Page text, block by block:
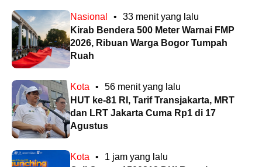
Nasional •
33 menit yang lalu
Kirab Bendera 500 Meter Warnai FMP
2026, Ribuan Warga Bogor Tumpah
Ruah
Kota •
56 menit yang lalu
HUT ke-81 RI, Tarif Transjakarta, MRT
dan LRT Jakarta Cuma Rp1 di 17
Agustus
Kota •
1 jam yang lalu